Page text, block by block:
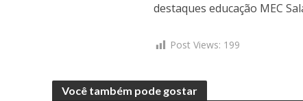
destaques educação MEC
Post Views: 199
Você também pode gostar